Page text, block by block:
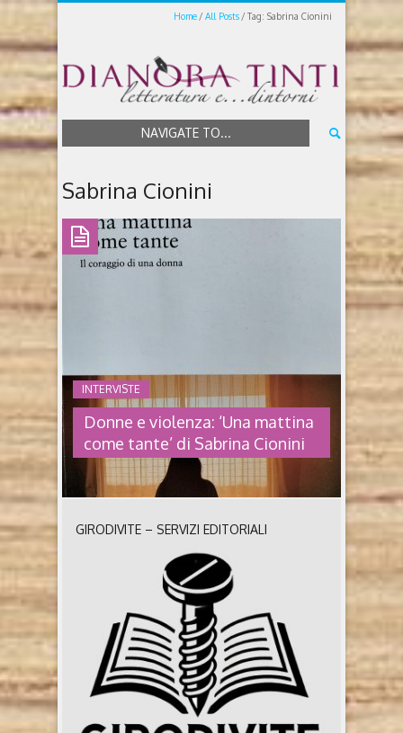
Home All Posts Tag: Sabrina Cionini
NAVIGATE TO...
Sabrina Cionini
INTERVISTE
Donne e violenza: ‘Una mattina
come tante’ di Sabrina Cionini
DONNE E VIOLENZA: ‘UNA
MATTINA COME TANTE’ DI
SABRINA CIONINI
Una mattina come tante di Sabrina Cionini (2022,
Thalia Servizi editoriali) Chi è Sabrina Cionini Sabrina
Cionini è nata a Grosseto, dove vive, nel 1967. È
animatrice e operatrice d’infanzia, esperta in
comunicazione sociale, legata al mondo del
volontariato, e da anni crea e realizza percorsi
formativi per sensibilizzare e per contrastare la
violenza contro ..
GIRODIVITE – SERVIZI EDITORIALI